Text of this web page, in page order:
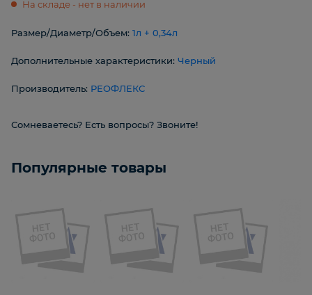
На складе - нет в наличии
Размер/Диаметр/Объем: 1л + 0,34л
Дополнительные характеристики: Черный
Производитель: РЕОФЛЕКС
Сомневаетесь? Есть вопросы? Звоните!
Популярные товары